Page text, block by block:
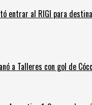
entrar al RIGI para
a Talleres con gol de